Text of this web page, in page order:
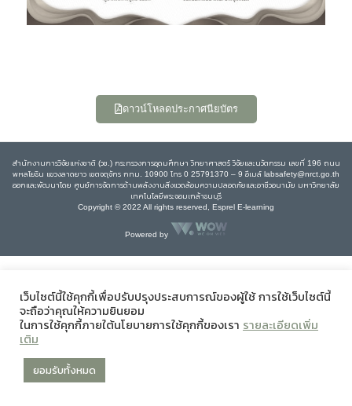
ดาวน์โหลดประกาศนียบัตร
สำนักงานการวิจัยแห่งชาติ (วช.) กระทรวงการอุดมศึกษา วิทยาศาสตร์ วิจัยและนวัตกรรม เลขที่ 196 ถนน
พหลโยธิน แขวงลาดยาว เขตจตุจักร กทม. 10900 โทร 0 25791370 – 9 อีเมล์ labsafety@nrct.go.th
ออกและพัฒนาโดย ศูนย์การจัดการด้านพลังงานสิ่งแวดล้อมความปลอดภัยและอาชีวอนามัย มหาวิทยาลัย
เทคโนโลยีพระจอมเกล้าธนบุรี
Copyright © 2022 All rights reserved, Esprel E-learning
Powered by
เว็บไซต์นี้ใช้คุกกี้เพื่อปรับปรุงประสบการณ์ของผู้ใช้ การใช้เว็บไซต์นี้
จะถือว่าคุณให้ความยินยอม
ในการใช้คุกกี้ภายใต้นโยบายการใช้คุกกี้ของเรา รายละเอียดเพิ่ม
เติม
ยอมรับทั้งหมด